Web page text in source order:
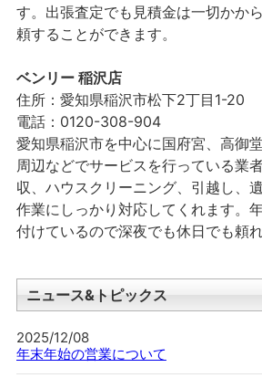
す。出張査定でも見積金は一切かか
頼することができます。
ベンリー 稲沢店
住所：愛知県稲沢市松下2丁目1-20
電話：0120-308-904
愛知県稲沢市を中心に国府宮、高御
周辺などでサービスを行っている業
収、ハウスクリーニング、引越し、
作業にしっかり対応してくれます。
付けているので深夜でも休日でも頼れ
ニュース&トピックス
2025/12/08
年末年始の営業について